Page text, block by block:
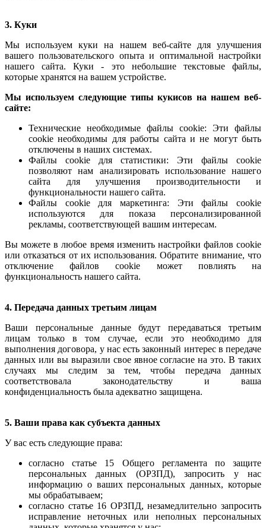
3. Куки
Мы используем куки на нашем веб-сайте для улучшения
вашего пользовательского опыта и оптимальной настройки
нашего сайта. Куки - это небольшие текстовые файлы,
которые хранятся на вашем устройстве.
Мы используем следующие типы кукисов на нашем веб-
сайте:
Технические необходимые файлы cookie: Эти файлы
cookie необходимы для работы сайта и не могут быть
отключены в наших системах.
Файлы cookie для статистики: Эти файлы cookie
позволяют нам анализировать использование нашего
сайта для улучшения производительности и
функциональности нашего сайта.
Файлы cookie для маркетинга: Эти файлы cookie
используются для показа персонализированной
рекламы, соответствующей вашим интересам.
Вы можете в любое время изменить настройки файлов cookie
или отказаться от их использования. Обратите внимание, что
отключение файлов cookie может повлиять на
функциональность нашего сайта.
4. Передача данных третьим лицам
Ваши персональные данные будут передаваться третьим
лицам только в том случае, если это необходимо для
выполнения договора, у нас есть законный интерес в передаче
данных или вы выразили свое явное согласие на это. В таких
случаях мы следим за тем, чтобы передача данных
соответствовала законодательству и ваша
конфиденциальность была адекватно защищена.
5. Ваши права как субъекта данных
У вас есть следующие права:
согласно статье 15 Общего регламента по защите
персональных данных (ОРЗПД), запросить у нас
информацию о ваших персональных данных, которые
мы обрабатываем;
согласно статье 16 ОРЗПД, незамедлительно запросить
исправление неточных или неполных персональных